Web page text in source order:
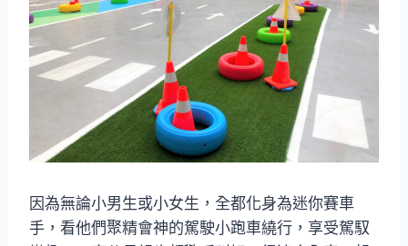
因為無論小男生或小女生，全都化身為迷你賽車
手，看他們聚精會神的駕駛小跑車繞行，享受駕馭